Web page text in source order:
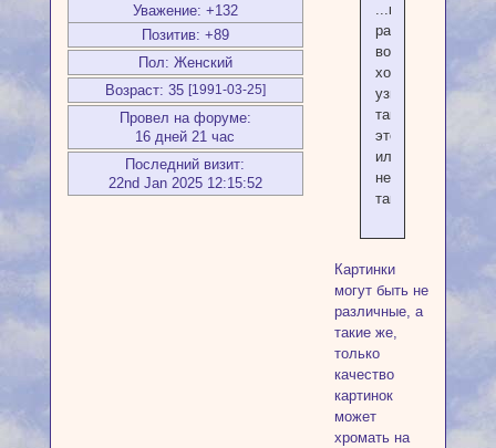
Уважение: +132
Позитив: +89
Пол: Женский
Возраст: 35 [1991-03-25]
Провел на форуме:
16 дней 21 час
Последний визит:
22nd Jan 2025 12:15:52
...картинки
различные
вот
хочу
узнать
так
это
ил
не
так
Картинки
могут быть не
различные, а
такие же,
только
качество
картинок
может
хромать на